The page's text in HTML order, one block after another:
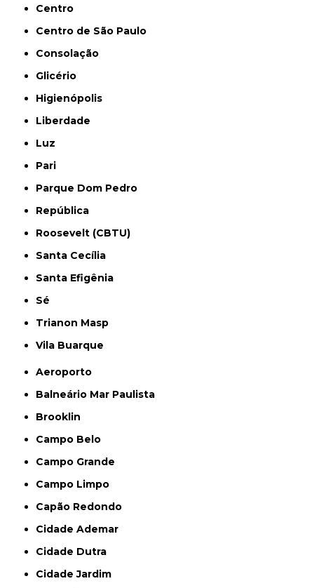
Centro
Centro de São Paulo
Consolação
Glicério
Higienópolis
Liberdade
Luz
Pari
Parque Dom Pedro
República
Roosevelt (CBTU)
Santa Cecília
Santa Efigênia
Sé
Trianon Masp
Vila Buarque
Aeroporto
Balneário Mar Paulista
Brooklin
Campo Belo
Campo Grande
Campo Limpo
Capão Redondo
Cidade Ademar
Cidade Dutra
Cidade Jardim